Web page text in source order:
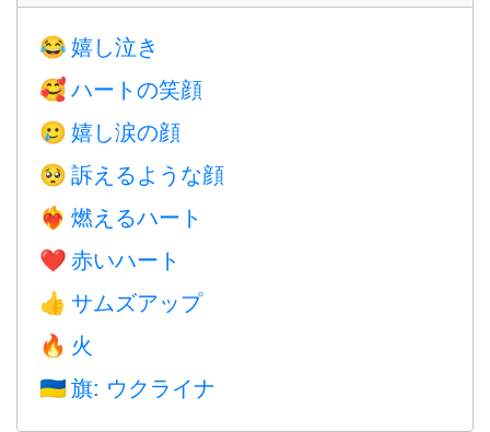
😂 嬉し泣き
🥰 ハートの笑顔
🥲 嬉し涙の顔
🥺 訴えるような顔
❤️‍🔥 燃えるハート
❤️ 赤いハート
👍 サムズアップ
🔥 火
🇺🇦 旗: ウクライナ